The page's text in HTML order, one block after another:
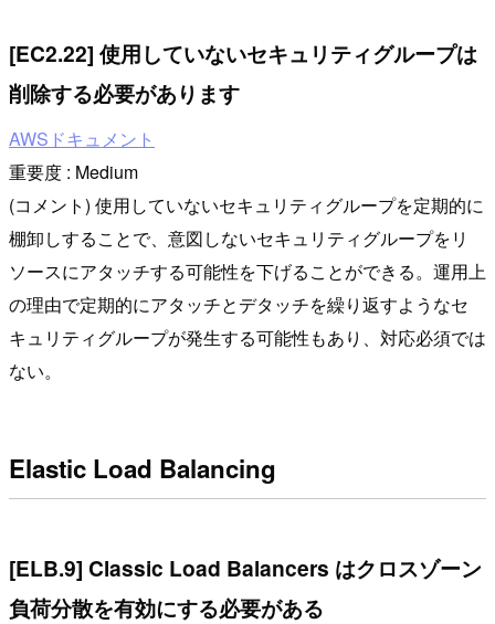
[EC2.22] 使用していないセキュリティグループは
削除する必要があります
AWSドキュメント
重要度 : Medium
(コメント) 使用していないセキュリティグループを定期的に
棚卸しすることで、意図しないセキュリティグループをリ
ソースにアタッチする可能性を下げることができる。運用上
の理由で定期的にアタッチとデタッチを繰り返すようなセ
キュリティグループが発生する可能性もあり、対応必須では
ない。
Elastic Load Balancing
[ELB.9] Classic Load Balancers はクロスゾーン
負荷分散を有効にする必要がある